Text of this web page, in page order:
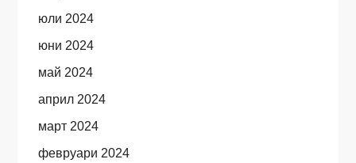
юли 2024
юни 2024
май 2024
април 2024
март 2024
февруари 2024